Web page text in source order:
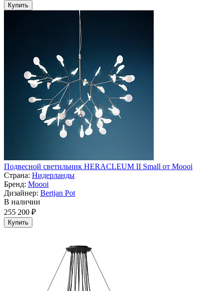
Купить
Подвесной светильник HERACLEUM II Small от Moooi
Страна: Нидерланды
Бренд: Moooi
Дизайнер: Bertjan Pot
В наличии
255 200 ₽
Купить